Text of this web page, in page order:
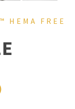
HEMA FREE